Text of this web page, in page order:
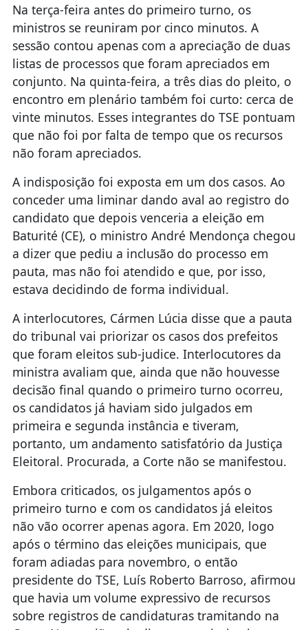
Na terça-feira antes do primeiro turno, os
ministros se reuniram por cinco minutos. A
sessão contou apenas com a apreciação de duas
listas de processos que foram apreciados em
conjunto. Na quinta-feira, a três dias do pleito, o
encontro em plenário também foi curto: cerca de
vinte minutos. Esses integrantes do TSE pontuam
que não foi por falta de tempo que os recursos
não foram apreciados.
A indisposição foi exposta em um dos casos. Ao
conceder uma liminar dando aval ao registro do
candidato que depois venceria a eleição em
Baturité (CE), o ministro André Mendonça chegou
a dizer que pediu a inclusão do processo em
pauta, mas não foi atendido e que, por isso,
estava decidindo de forma individual.
A interlocutores, Cármen Lúcia disse que a pauta
do tribunal vai priorizar os casos dos prefeitos
que foram eleitos sub-judice. Interlocutores da
ministra avaliam que, ainda que não houvesse
decisão final quando o primeiro turno ocorreu,
os candidatos já haviam sido julgados em
primeira e segunda instância e tiveram,
portanto, um andamento satisfatório da Justiça
Eleitoral. Procurada, a Corte não se manifestou.
Embora criticados, os julgamentos após o
primeiro turno e com os candidatos já eleitos
não vão ocorrer apenas agora. Em 2020, logo
após o término das eleições municipais, que
foram adiadas para novembro, o então
presidente do TSE, Luís Roberto Barroso, afirmou
que havia um volume expressivo de recursos
sobre registros de candidaturas tramitando na